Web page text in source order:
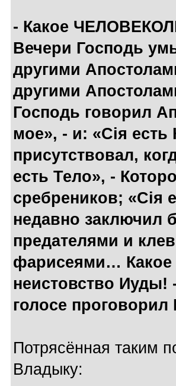
- Какое
Вечери Господь
другими
другими
Господь говорил
мое», - и: «Ciя
присутствовал,
есть Тело», -
сребреников; «Сiя
недавно заключил
предателями и
фарисеями…
неистовство Иуды!
голосе
Потрясённая таким
Владыку: